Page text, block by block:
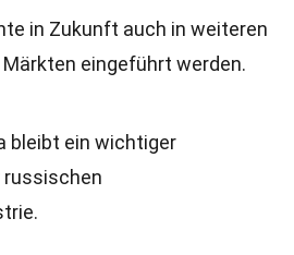
in Zukunft auch in weiteren
eingeführt werden.
bleibt ein wichtiger